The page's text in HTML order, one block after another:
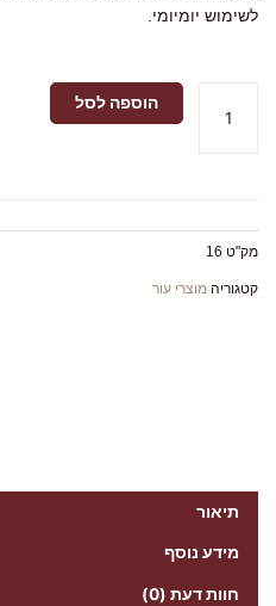
לשימוש יומיומי.
יומי
הוספה לסל
מק"ט 16
קטגוריה מוצרי עור
תיאור
מידע נוסף
חוות דעת (0)